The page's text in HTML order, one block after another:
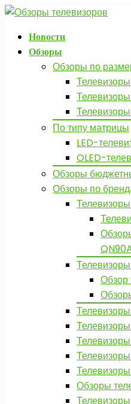
Новости
Обзоры
Обзоры по
По типу матрицы
LED-
OLED-
Обзоры
Обзоры по
Обзор
Обзоры